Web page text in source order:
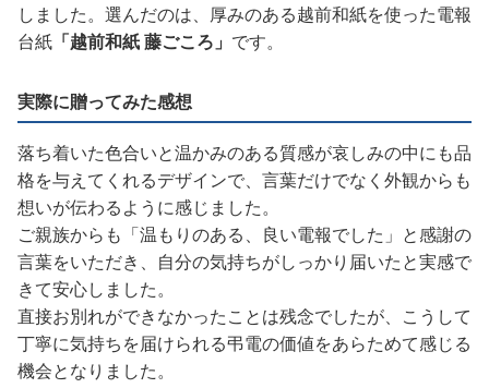
しました。選んだのは、厚みのある越前和紙を使った電報
台紙 「越前和紙 藤ごころ」 です。
実際に贈ってみた感想
落ち着いた色合いと温かみのある質感が哀しみの中にも品
格を与えてくれるデザインで、言葉だけでなく外観からも
想いが伝わるように感じました。
ご親族からも「温もりのある、良い電報でした」と感謝の
言葉をいただき、自分の気持ちがしっかり届いたと実感で
きて安心しました。
直接お別れができなかったことは残念でしたが、こうして
丁寧に気持ちを届けられる弔電の価値をあらためて感じる
機会となりました。